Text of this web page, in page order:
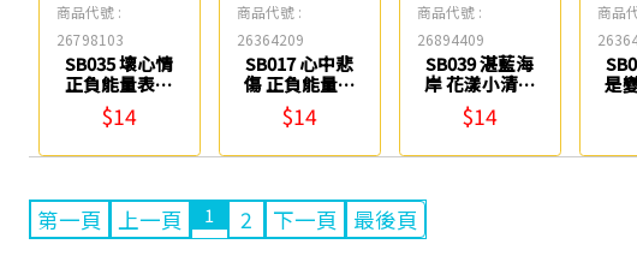
商品代號 :
26798103
SB035 壞心情
正負能量表情
貼 鶴屋
$14
商品代號 :
26364209
SB017 心中悲
傷 正負能量貼
紙 鶴屋
$14
商品代號 :
26894409
SB039 湛藍海
岸 花漾小清新
貼紙 鶴屋
$14
商品
是
第一頁 上一頁 1 2 下一頁 最後頁